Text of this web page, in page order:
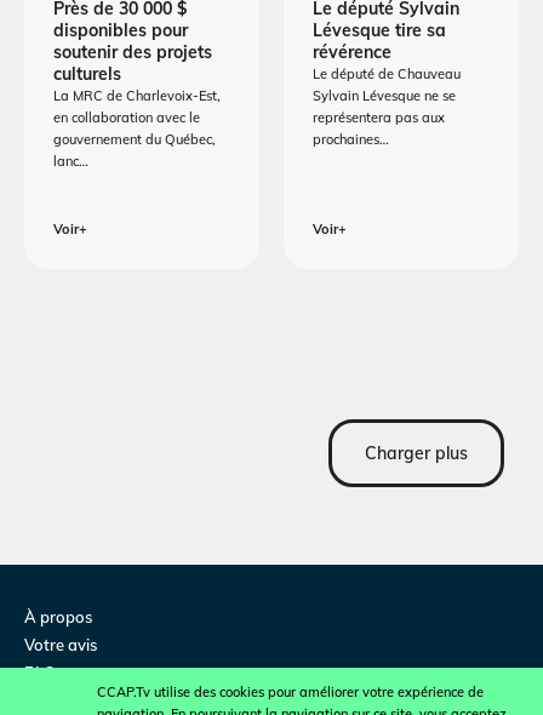
Près de 30 000 $
disponibles pour
soutenir des projets
culturels
La MRC de Charlevoix-Est,
en collaboration avec le
gouvernement du Québec,
lanc…
Voir+
Le député Sylvain
Lévesque tire sa
révérence
Le député de Chauveau
Sylvain Lévesque ne se
représentera pas aux
prochaines…
Voir+
Charger plus
À propos
Votre avis
FAQ
Contactez-nousCCAP.Tv utilise des cookies pour améliorer votre expérience de